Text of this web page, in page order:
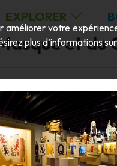
EXPLORER
et du
améliorer votre
plus d’informations